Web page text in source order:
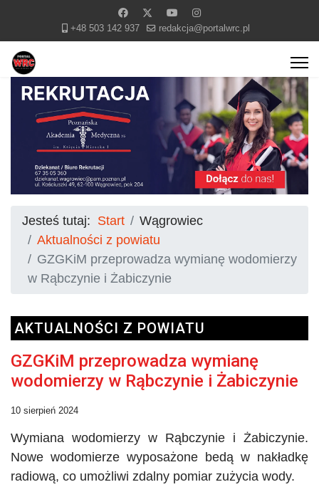
+48 503 142 937 redakcja@portalwrc.pl
Jesteś tutaj: Start
Wągrowiec
Aktualności z powiatu
GZGKiM przeprowadza wymianę wodomierzy
w Rąbczynie i Żabiczynie
AKTUALNOŚCI Z POWIATU
GZGKiM przeprowadza wymianę
wodomierzy w Rąbczynie i Żabiczynie
10 sierpień 2024
Wymiana wodomierzy w Rąbczynie i Żabiczynie.
Nowe wodomierze wyposażone bedą w nakładkę
radiową, co umożliwi zdalny pomiar zużycia wody.